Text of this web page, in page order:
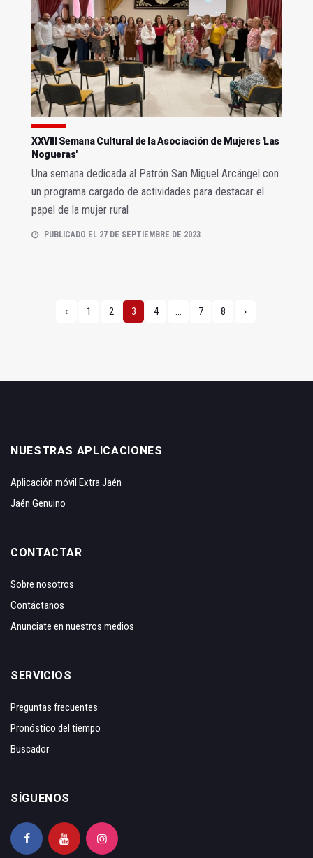
XXVIII Semana Cultural de la Asociación de Mujeres 'Las
Nogueras'
Una semana dedicada al Patrón San Miguel Arcángel con
un programa cargado de actividades para destacar el
papel de la mujer rural
PUBLICADO EL 27 DE SEPTIEMBRE DE 2023
‹ 1 2 3 4 ... 7 8 ›
NUESTRAS APLICACIONES
Aplicación móvil Extra Jaén
Jaén Genuino
CONTACTAR
Sobre nosotros
Contáctanos
Anunciate en nuestros medios
SERVICIOS
Preguntas frecuentes
Pronóstico del tiempo
Buscador
SÍGUENOS